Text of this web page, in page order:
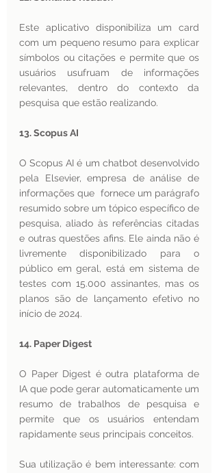
Este aplicativo disponibiliza um card
com um pequeno resumo para explicar
símbolos ou citações e permite que os
usuários usufruam de informações
relevantes, dentro do contexto da
pesquisa que estão realizando.
13. Scopus AI
O Scopus AI é um chatbot desenvolvido
pela Elsevier, empresa de análise de
informações que  fornece um parágrafo
resumido sobre um tópico específico de
pesquisa, aliado às referências citadas
e outras questões afins. Ele ainda não é
livremente disponibilizado para o
público em geral, está em sistema de
testes com 15.000 assinantes, mas os
planos são de lançamento efetivo no
início de 2024.
14. Paper Digest
O Paper Digest é outra plataforma de
IA que pode gerar automaticamente um
resumo de trabalhos de pesquisa e
permite que os usuários entendam
rapidamente seus principais conceitos.
Sua utilização é bem interessante: com